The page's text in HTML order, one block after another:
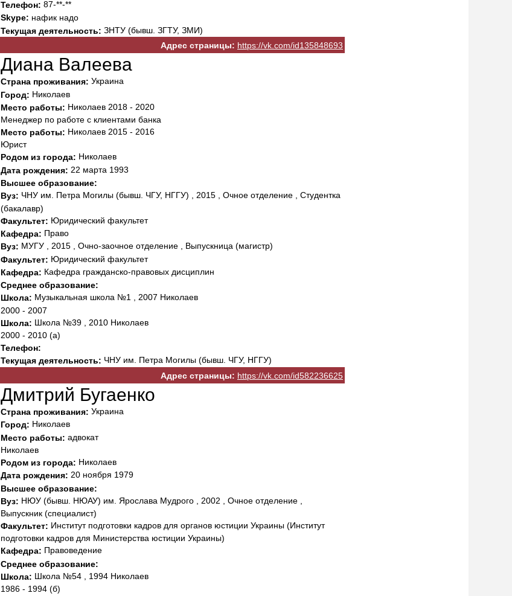
Телефон: 87-**-**
Skype: нафик надо
Текущая деятельность: ЗНТУ (бывш. ЗГТУ, ЗМИ)
Адрес страницы: https://vk.com/id135848693
Диана Валеева
Страна проживания: Украина
Город: Николаев
Место работы: Николаев 2018 - 2020
Менеджер по работе с клиентами банка
Место работы: Николаев 2015 - 2016
Юрист
Родом из города: Николаев
Дата рождения: 22 марта 1993
Высшее образование:
Вуз: ЧНУ им. Петра Могилы (бывш. ЧГУ, НГГУ) , 2015 , Очное отделение , Студентка
(бакалавр)
Факультет: Юридический факультет
Кафедра: Право
Вуз: МУГУ , 2015 , Очно-заочное отделение , Выпускница (магистр)
Факультет: Юридический факультет
Кафедра: Кафедра гражданско-правовых дисциплин
Среднее образование:
Школа: Музыкальная школа №1 , 2007 Николаев
2000 - 2007
Школа: Школа №39 , 2010 Николаев
2000 - 2010 (а)
Телефон:
Текущая деятельность: ЧНУ им. Петра Могилы (бывш. ЧГУ, НГГУ)
Адрес страницы: https://vk.com/id582236625
Дмитрий Бугаенко
Страна проживания: Украина
Город: Николаев
Место работы: адвокат
Николаев
Родом из города: Николаев
Дата рождения: 20 ноября 1979
Высшее образование:
Вуз: НЮУ (бывш. НЮАУ) им. Ярослава Мудрого , 2002 , Очное отделение ,
Выпускник (специалист)
Факультет: Институт подготовки кадров для органов юстиции Украины (Институт
подготовки кадров для Министерства юстиции Украины)
Кафедра: Правоведение
Среднее образование:
Школа: Школа №54 , 1994 Николаев
1986 - 1994 (б)